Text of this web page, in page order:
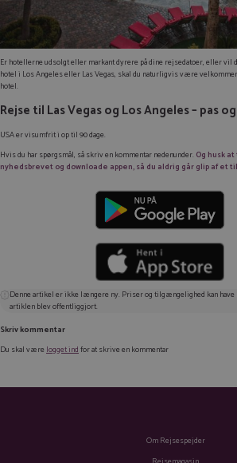
Er hotellerne udsolgt eller markant dyrere på dine rejsedatoer, eller vil
hotel i Los Angeles eller Las Vegas, skal du naturligvis være
hotel.
Rejse til Las Vegas og Los Angeles – pas
USA er visumfrit i op til 90 dage.
Hvis du har spørgsmål, så skriv en kommentar nedenunder. Og husk
nyhedsbrevet og downloade appen, så du aldrig går glip af et
Denne artikel er ikke længere ny. Priser og tilgængelighed kan
artiklen blev offentliggjort.
Skriv kommentar
Du skal værelogget indfor at skrive en kommentar
Om Rejsespejder